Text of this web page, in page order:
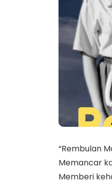
“Rembulan
Memancar
Memberi